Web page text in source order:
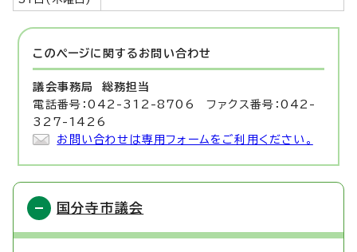
このページに関する お問い合わせ
議会事務局
総務担当
電話番号：042-312-8706 ファクス番号：042-
327-1426
お問い合わせは専用フォームをご利用ください。
国分寺市議会